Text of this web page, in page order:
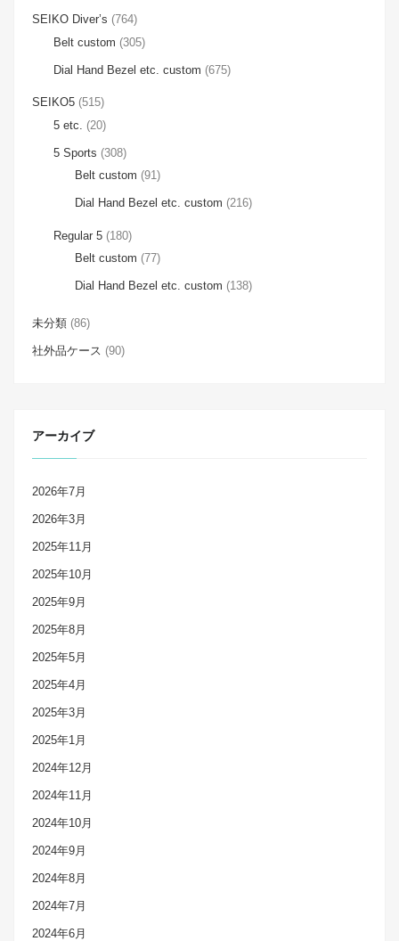
SEIKO Diver’s (764)
Belt custom (305)
Dial Hand Bezel etc. custom (675)
SEIKO5 (515)
5 etc.
(20)
5 Sports (308)
Belt custom (91)
Dial Hand Bezel etc. custom (216)
Regular 5 (180)
Belt custom (77)
Dial Hand Bezel etc. custom (138)
未分類 (86)
社外品ケース (90)
アーカイブ
2026年7月
2026年3月
2025年11月
2025年10月
2025年9月
2025年8月
2025年5月
2025年4月
2025年3月
2025年1月
2024年12月
2024年11月
2024年10月
2024年9月
2024年8月
2024年7月
2024年6月